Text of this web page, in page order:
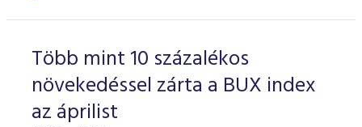
Több mint 10 százalékos
növekedéssel zárta a BUX index
az áprilist